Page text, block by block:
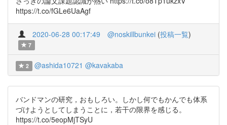
https://t.co/fGLe6UaAgf
2020-06-28 00:17:49 @noskillbunkei (投稿一覧)
7
2 @ashida10721 @kavakaba
バンドマンの研究，おもしろい。しかし何でもかんでも体系
づけようとしてしまうことに，若干の限界を感じる。
https://t.co/5eopMjTSyU